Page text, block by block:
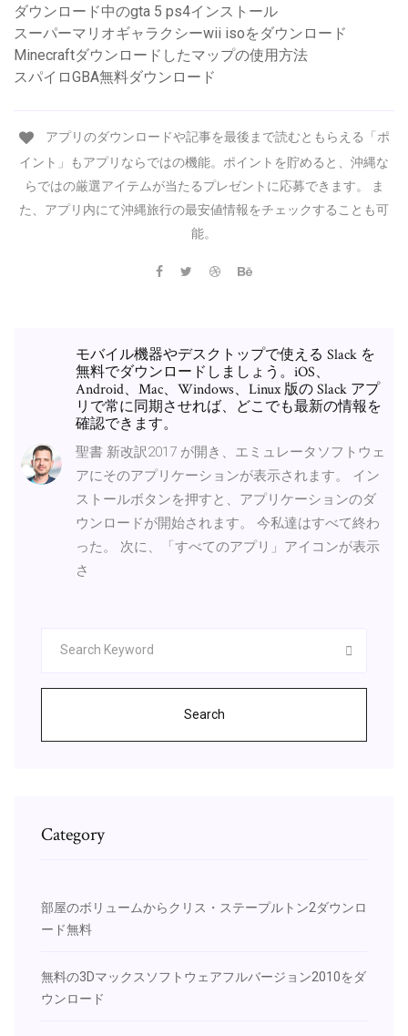
ダウンロード中のgta 5 ps4インストール
スーパーマリオギャラクシーwii isoをダウンロード
Minecraftダウンロードしたマップの使用方法
スパイロGBA無料ダウンロード
アプリのダウンロードや記事を最後まで読むともらえる「ポ
イント」もアプリならではの機能。ポイントを貯めると、沖縄な
らではの厳選アイテムが当たるプレゼントに応募できます。 ま
た、アプリ内にて沖縄旅行の最安値情報をチェックすることも可
能。
モバイル機器やデスクトップで使える Slack を
無料でダウンロードしましょう。iOS、
Android、Mac、Windows、Linux 版の Slack アプ
リで常に同期させれば、どこでも最新の情報を
確認できます。
聖書 新改訳2017 が開き、エミュレータソフトウェ
アにそのアプリケーションが表示されます。 イン
ストールボタンを押すと、アプリケーションのダ
ウンロードが開始されます。 今私達はすべて終わ
った。 次に、「すべてのアプリ」アイコンが表示
さ
Search
Category
部屋のボリュームからクリス・ステープルトン2ダウンロ
ード無料
無料の3Dマックスソフトウェアフルバージョン2010をダ​​
ウンロード